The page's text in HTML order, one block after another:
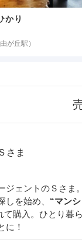
かり
由が丘駅）
Ｓさま
ジェントのＳさま
しを始め、 “マン
て購入。ひとり暮
に！